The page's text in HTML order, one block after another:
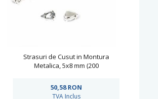
Strasuri de Cusut in Montura
Metalica, 5x8 mm (200
50,58RON
TVA Inclus